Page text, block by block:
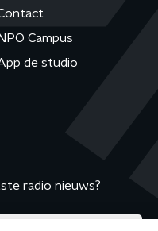
NPO Campus
de studio
radio nieuws?